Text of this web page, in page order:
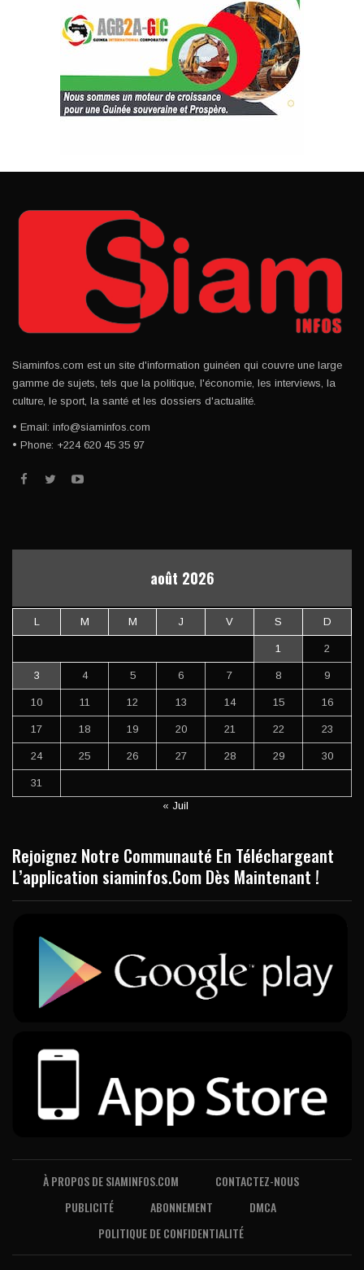
Siaminfos.com est un site d'information guinéen qui couvre une large
gamme de sujets, tels que la politique, l'économie, les interviews, la
culture, le sport, la santé et les dossiers d'actualité.
• Email: info@siaminfos.com
• Phone: +224 620 45 35 97
août 2026
L M M J V S D
1 2
3 4 5 6 7 8 9
10 11 12 13 14 15 16
17 18 19 20 21 22 23
24 25 26 27 28 29 30
31
« Juil
Rejoignez Notre Communauté En Téléchargeant
L’application siaminfos.Com Dès Maintenant !
À PROPOS DE SIAMINFOS.COM
CONTACTEZ-NOUS
PUBLICITÉ
ABONNEMENT
DMCA
POLITIQUE DE CONFIDENTIALITÉ